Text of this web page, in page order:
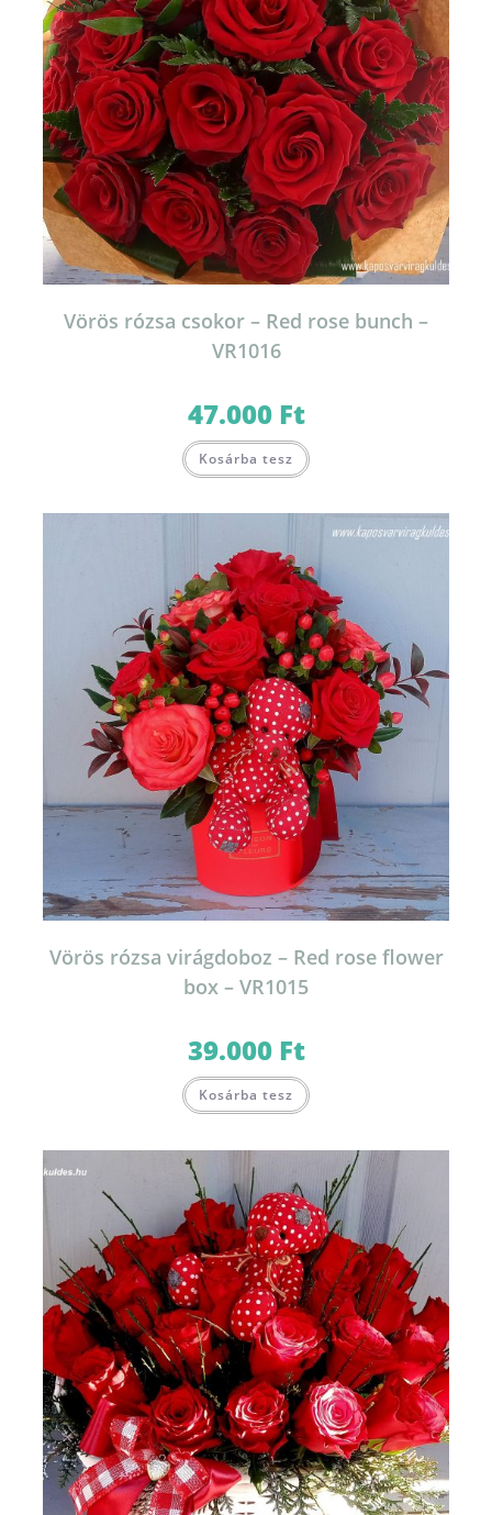
Vörös rózsa csokor – Red rose bunch –
VR1016
47.000 Ft
Kosárba tesz
Vörös rózsa virágdoboz – Red rose flower
box – VR1015
39.000 Ft
Kosárba tesz